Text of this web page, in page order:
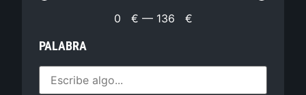
0 € — 136 €
PALABRA